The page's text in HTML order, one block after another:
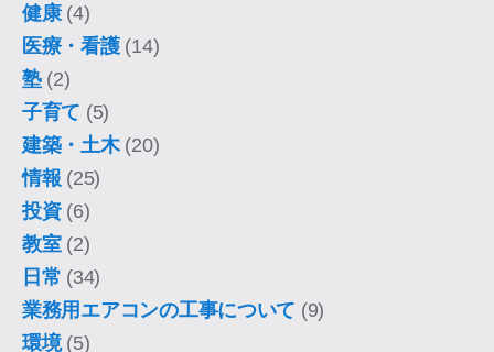
健康(4)
医療・看護(14)
塾(2)
子育て (5)
建築・土木(20)
情報 (25)
投資(6)
教室(2)
日常 (34)
業務用エアコンの工事について (9)
環境(5)